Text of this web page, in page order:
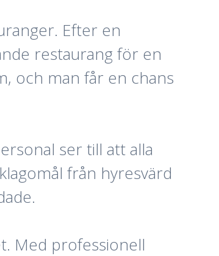
Efter en
restaurang för en
och man får en chans
ser till att alla
från hyresvärd
Med professionell